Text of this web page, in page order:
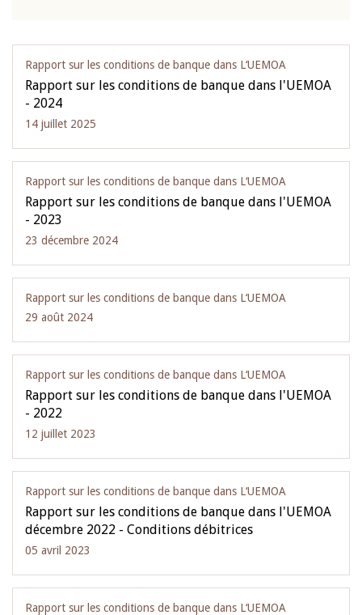
Rapport sur les conditions de banque dans L‘UEMOA
Rapport sur les conditions de banque dans l'UEMOA
- 2024
14 juillet 2025
Rapport sur les conditions de banque dans L‘UEMOA
Rapport sur les conditions de banque dans l'UEMOA
- 2023
23 décembre 2024
Rapport sur les conditions de banque dans L‘UEMOA
29 août 2024
Rapport sur les conditions de banque dans L‘UEMOA
Rapport sur les conditions de banque dans l'UEMOA
- 2022
12 juillet 2023
Rapport sur les conditions de banque dans L‘UEMOA
Rapport sur les conditions de banque dans l'UEMOA
décembre 2022 - Conditions débitrices
05 avril 2023
Rapport sur les conditions de banque dans L‘UEMOA